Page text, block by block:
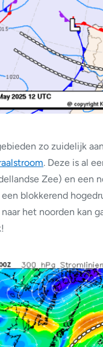
zo zuidelijk
. Deze is al
Zee) en een
blokkerend
het noorden kan